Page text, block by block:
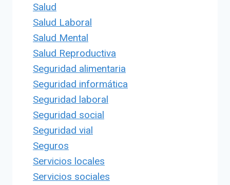
Salud
Salud Laboral
Salud Mental
Salud Reproductiva
Seguridad alimentaria
Seguridad informática
Seguridad laboral
Seguridad social
Seguridad vial
Seguros
Servicios locales
Servicios sociales